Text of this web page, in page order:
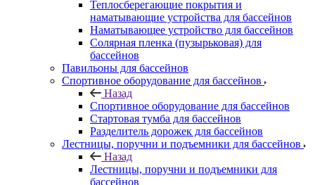
Теплосберегающие покрытия и
наматывающие устройства для бассейнов
Наматывающее устройство для бассейнов
Солярная пленка (пузырьковая) для
бассейнов
Павильоны для бассейнов
Спортивное оборудование для бассейнов
Назад
Спортивное оборудование для бассейнов
Стартовая тумба для бассейнов
Разделитель дорожек для бассейнов
Лестницы, поручни и подъемники для бассейнов
Назад
Лестницы, поручни и подъемники для
бассейнов